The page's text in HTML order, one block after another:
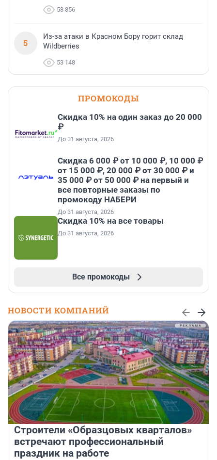
58 856
5
Из-за атаки в Красном Бору горит склад
Wildberries
53 148
ПРОМОКОДЫ
Скидка 10% на один заказ до 20 000
₽
До 31 августа, 2026
Скидка 6 000 ₽ от 10 000 ₽, 10 000 ₽
от 15 000 ₽, 20 000 ₽ от 30 000 ₽ и
35 000 ₽ от 50 000 ₽ на первый и
все повторные заказы по
промокоду НАБЕРИ
До 31 августа, 2026
Скидка 10% на все товары
До 31 августа, 2026
Все промокоды
НОВОСТИ КОМПАНИЙ
Строители «Образцовых кварталов»
встречают профессиональный
праздник на работе